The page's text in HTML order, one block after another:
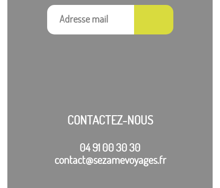
CONTACTEZ-NOUS
04 91 00 30 30
contact@sezamevoyages.fr